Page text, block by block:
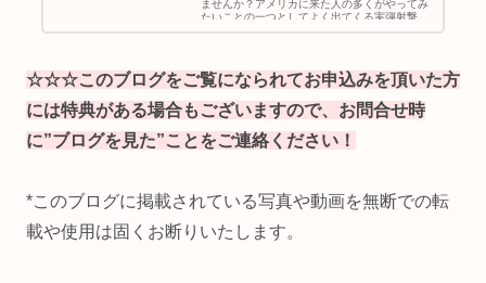
ませんか？アメリカに来た人の多くがやってみ
たいことの一つとしてよく出てくる実弾射撃体
験ができるツアーです！日本人ガイドによる送
☆☆☆このブログをご覧になられてお申込みを頂いた方
には特典がある場合もございますので、お問合せ時
に”ブログを見た”ことをご連絡ください！
*このブログに掲載されている写真や動画を無断での転
載や使用は固くお断りいたします。